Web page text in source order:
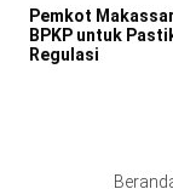
Pemkot
BPKP untuk
Regulasi